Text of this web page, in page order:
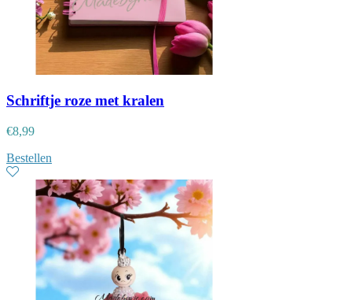
Schriftje roze met kralen
€8,99
Bestellen